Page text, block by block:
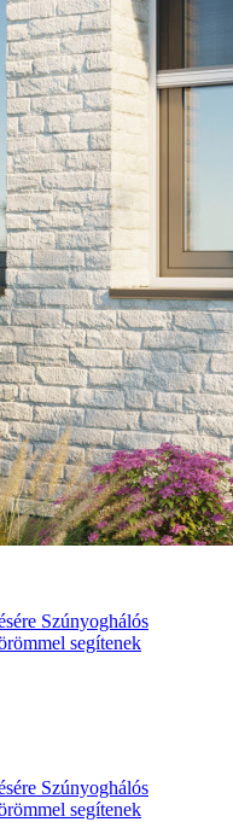
Szúnyoghálós
segítenek
Szúnyoghálós
segítenek